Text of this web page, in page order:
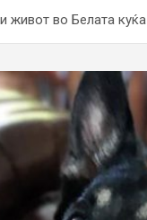
живот во Белата куќа